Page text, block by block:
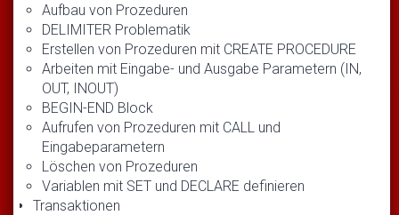
Aufbau von Prozeduren
DELIMITER Problematik
Erstellen von Prozeduren mit CREATE PROCEDURE
Arbeiten mit Eingabe- und Ausgabe Parametern (IN,
OUT, INOUT)
BEGIN-END Block
Aufrufen von Prozeduren mit CALL und
Eingabeparametern
Löschen von Prozeduren
Variablen mit SET und DECLARE definieren
Transaktionen